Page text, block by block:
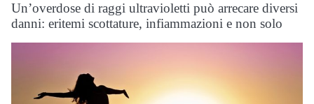
Un’overdose di raggi ultravioletti può arrecare diversi
danni: eritemi scottature, infiammazioni e non solo